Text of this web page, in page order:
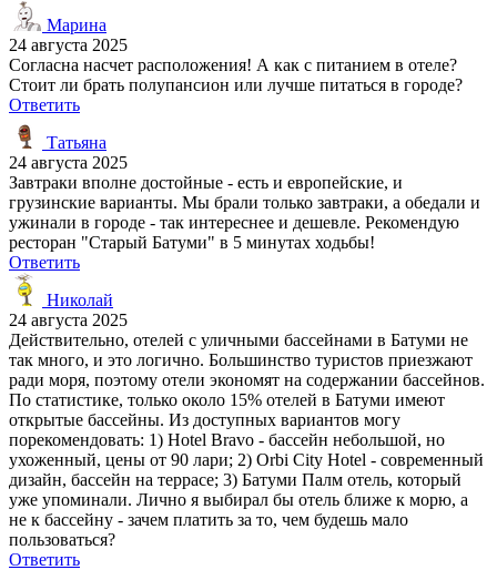
Марина
24 августа 2025
Согласна насчет расположения! А как с питанием в отеле?
Стоит ли брать полупансион или лучше питаться в городе?
Ответить
Татьяна
24 августа 2025
Завтраки вполне достойные - есть и европейские, и
грузинские варианты. Мы брали только завтраки, а обедали и
ужинали в городе - так интереснее и дешевле. Рекомендую
ресторан "Старый Батуми" в 5 минутах ходьбы!
Ответить
Николай
24 августа 2025
Действительно, отелей с уличными бассейнами в Батуми не
так много, и это логично. Большинство туристов приезжают
ради моря, поэтому отели экономят на содержании бассейнов.
По статистике, только около 15% отелей в Батуми имеют
открытые бассейны. Из доступных вариантов могу
порекомендовать: 1) Hotel Bravo - бассейн небольшой, но
ухоженный, цены от 90 лари; 2) Orbi City Hotel - современный
дизайн, бассейн на террасе; 3) Батуми Палм отель, который
уже упоминали. Лично я выбирал бы отель ближе к морю, а
не к бассейну - зачем платить за то, чем будешь мало
пользоваться?
Ответить